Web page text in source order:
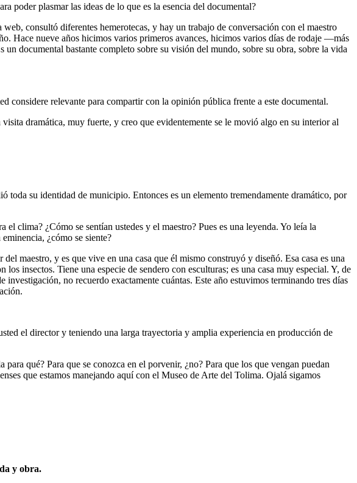
poder plasmar las ideas de lo que es la esencia del documental?
consultó diferentes hemerotecas, y hay un trabajo de conversación con el maestro
Hace nueve años hicimos varios primeros avances, hicimos varios días de rodaje —más
documental bastante completo sobre su visión del mundo, sobre su obra, sobre la vida
relevante para compartir con la opinión pública frente a este documental.
dramática, muy fuerte, y creo que evidentemente se le movió algo en su interior al
toda su identidad de municipio. Entonces es un elemento tremendamente dramático, por
clima? ¿Cómo se sentían ustedes y el maestro? Pues es una leyenda. Yo leía la
¿cómo se siente?
maestro, y es que vive en una casa que él mismo construyó y diseñó. Esa casa es una
insectos. Tiene una especie de sendero con esculturas; es una casa muy especial. Y, de
no recuerdo exactamente cuántas. Este año estuvimos terminando tres días
el director y teniendo una larga trayectoria y amplia experiencia en producción de
qué? Para que se conozca en el porvenir, ¿no? Para que los que vengan puedan
que estamos manejando aquí con el Museo de Arte del Tolima. Ojalá sigamos
y obra.